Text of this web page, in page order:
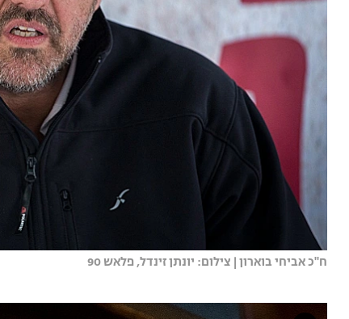
ח"כ אביחי בוארון | צילום: יונתן זינדל, פלאש 90